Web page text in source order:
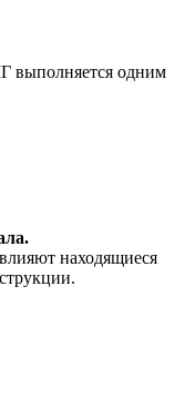
выполняется одним
находящиеся